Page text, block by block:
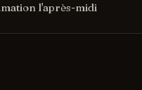
l'après-midi